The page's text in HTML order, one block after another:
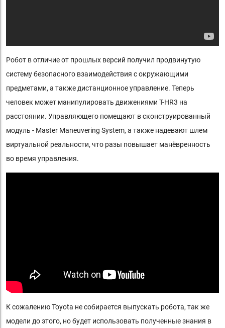
Робот в отличие от прошлых версий получил продвинутую
систему безопасного взаимодействия с окружающими
предметами, а также дистанционное управление. Теперь
человек может манипулировать движениями T-HR3 на
расстоянии. Управляющего помещают в сконструированный
модуль - Master Maneuvering System, а также надевают шлем
виртуальной реальности, что разы повышает манёвренность
во время управления.
К сожалению Toyota не собирается выпускать робота, так же
модели до этого, но будет использовать полученные знания в